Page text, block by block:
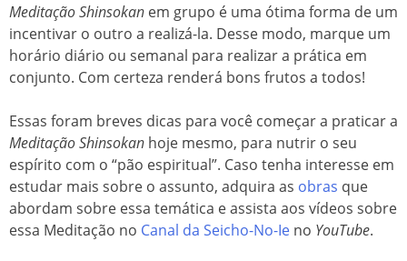
Meditação Shinsokan em grupo é uma ótima forma de um
incentivar o outro a realizá-la. Desse modo, marque um
horário diário ou semanal para realizar a prática em
conjunto. Com certeza renderá bons frutos a todos!
Essas foram breves dicas para você começar a praticar a
Meditação Shinsokan hoje mesmo, para nutrir o seu
espírito com o “pão espiritual”. Caso tenha interesse em
estudar mais sobre o assunto, adquira as obras que
abordam sobre essa temática e assista aos vídeos sobre
essa Meditação no Canal da Seicho-No-Ie no YouTube.